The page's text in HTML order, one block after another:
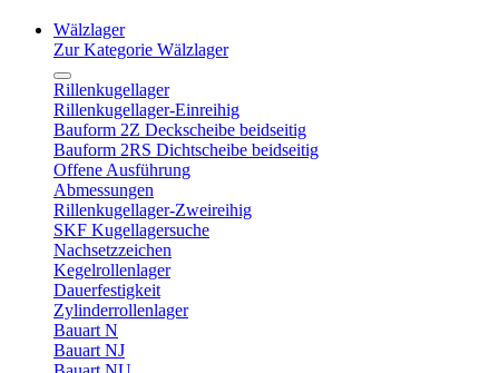
Wälzlager
Zur Kategorie Wälzlager
Rillenkugellager
Rillenkugellager-Einreihig
Bauform 2Z Deckscheibe beidseitig
Bauform 2RS Dichtscheibe beidseitig
Offene Ausführung
Abmessungen
Rillenkugellager-Zweireihig
SKF Kugellagersuche
Nachsetzzeichen
Kegelrollenlager
Dauerfestigkeit
Zylinderrollenlager
Bauart N
Bauart NJ